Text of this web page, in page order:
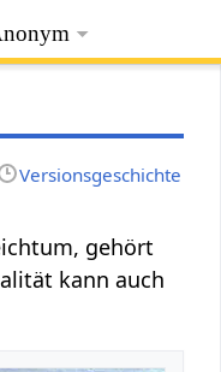
Versionsgeschichte
gehört
kann auch